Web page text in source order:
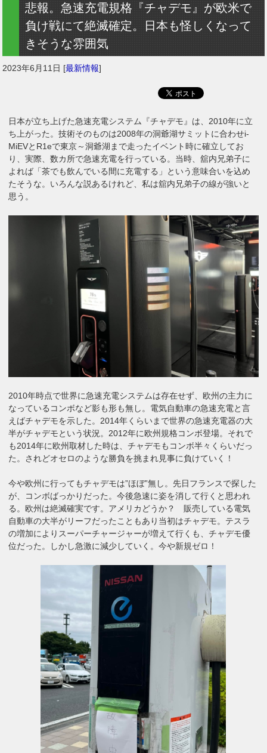
悲報。急速充電規格『チャデモ』が欧米で
負け戦にて絶滅確定。日本も怪しくなって
きそうな雰囲気
2023年6月11日 [最新情報]
日本が立ち上げた急速充電システム『チャデモ』は、2010年に立
ち上がった。技術そのものは2008年の洞爺湖サミットに合わせi-
MiEVとR1eで東京～洞爺湖まで走ったイベント時に確立してお
り、実際、数カ所で急速充電を行っている。当時、舘内兄弟子に
よれば「茶でも飲んでいる間に充電する」という意味合いを込め
たそうな。いろんな説あるけれど、私は舘内兄弟子の線が強いと
思う。
2010年時点で世界に急速充電システムは存在せず、欧州の主力に
なっているコンボなど影も形も無し。電気自動車の急速充電と言
えばチャデモを示した。2014年くらいまで世界の急速充電器の大
半がチャデモという状況。2012年に欧州規格コンボ登場。それで
も2014年に欧州取材した時は、チャデモもコンボ半々くらいだっ
た。されどオセロのような勝負を挑まれ見事に負けていく！
今や欧州に行ってもチャデモは”ほぼ”無し。先日フランスで探した
が、コンボばっかりだった。今後急速に姿を消して行くと思われ
る。欧州は絶滅確実です。アメリカどうか？ 販売している電気
自動車の大半がリーフだったこともあり当初はチャデモ。テスラ
の増加によりスーパーチャージャーが増えて行くも、チャデモ優
位だった。しかし急激に減少していく。今や新規ゼロ！